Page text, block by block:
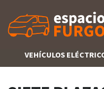
VEHÍCULOS